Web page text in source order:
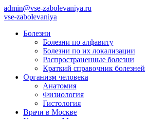
admin@vse-zabolevaniya.ru
vse-zabolevaniya
Болезни
Болезни по алфавиту
Болезни по их локализации
Распространенные болезни
Краткий справочник болезней
Организм человека
Анатомия
Физиология
Гистология
Врачи в Москве